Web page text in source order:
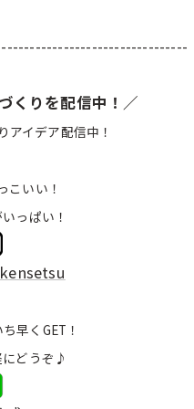
くりを配信中！／
アイデア配信中！
こいい！
っぱい！
早くGET！
にどうぞ♪